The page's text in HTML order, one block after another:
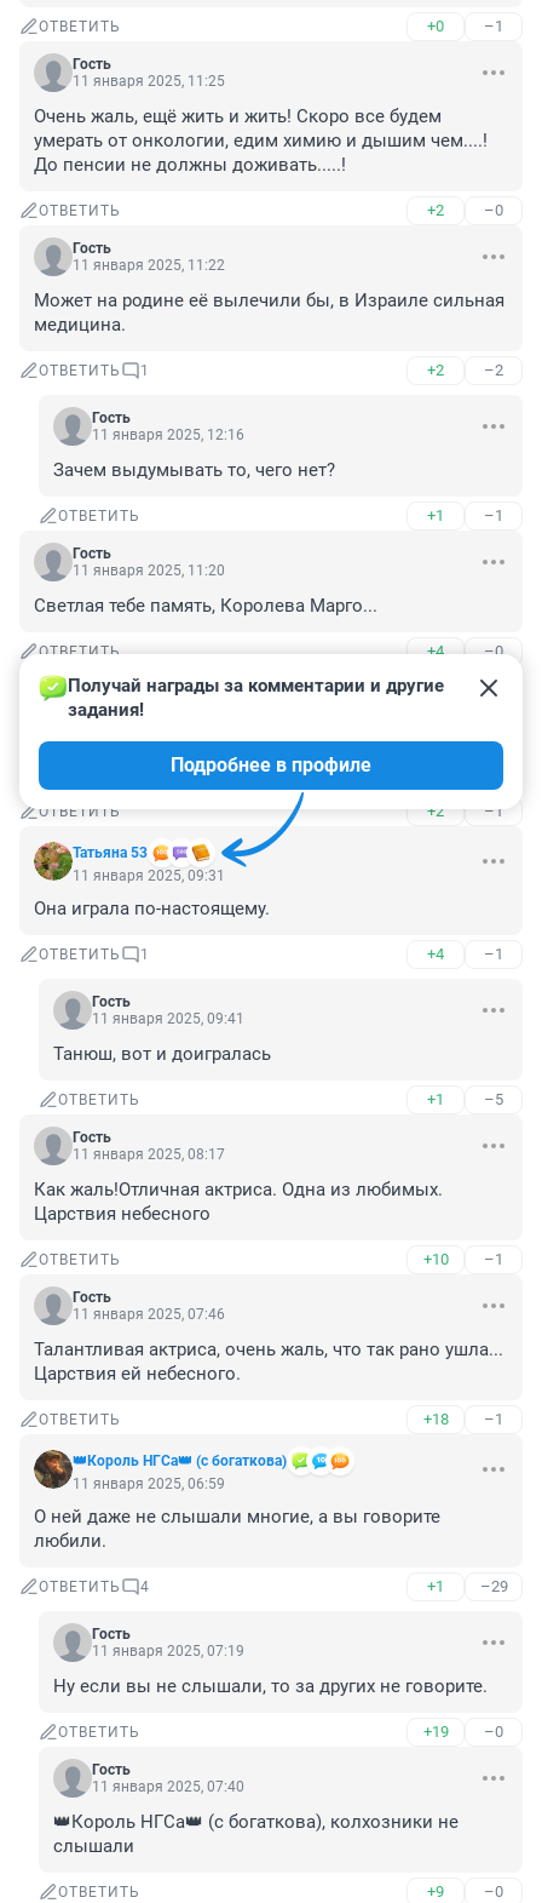
ОТВЕТИТЬ +0 –1
Гость
11 января 2025, 11:25
Очень жаль, ещё жить и жить! Скоро все будем
умерать от онкологии, едим химию и дышим чем....!
До пенсии не должны доживать.....!
ОТВЕТИТЬ +2 –0
Гость
11 января 2025, 11:22
Может на родине её вылечили бы, в Израиле сильная
медицина.
ОТВЕТИТЬ 1 +2 –2
Гость
11 января 2025, 12:16
Зачем выдумывать то, чего нет?
ОТВЕТИТЬ +1 –1
Гость
11 января 2025, 11:20
Светлая тебе память, Королева Марго...
ОТВЕТИТЬ +4 –0
Гость
11 января 2025, 11:17
"чувственно попрощался Серебренников"
Господи, ну до чего ж вы косноязычны...
ОТВЕТИТЬ +2 –1
Татьяна 53
Получай награды за комментарии и другие
задания!
Подробнее в профиле
11 января 2025, 09:31
Она играла по-настоящему.
ОТВЕТИТЬ 1 +4 –1
Гость
11 января 2025, 09:41
Танюш, вот и доигралась
ОТВЕТИТЬ +1 –5
Гость
11 января 2025, 08:17
Как жаль!Отличная актриса. Одна из любимых.
Царствия небесного
ОТВЕТИТЬ +10 –1
Гость
11 января 2025, 07:46
Талантливая актриса, очень жаль, что так рано ушла...
Царствия ей небесного.
ОТВЕТИТЬ +18 –1
👑Король НГСа👑 (с богаткова)
11 января 2025, 06:59
О ней даже не слышали многие, а вы говорите
любили.
ОТВЕТИТЬ 4 +1 –29
Гость
11 января 2025, 07:19
Ну если вы не слышали, то за других не говорите.
ОТВЕТИТЬ +19 –0
Гость
11 января 2025, 07:40
👑Король НГСа👑 (с богаткова), колхозники не
слышали
ОТВЕТИТЬ +9 –0